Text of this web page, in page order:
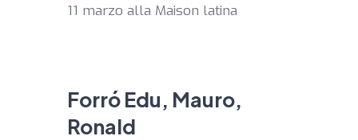
11 marzo alla Maison latina
Forró Edu, Mauro,
Ronald